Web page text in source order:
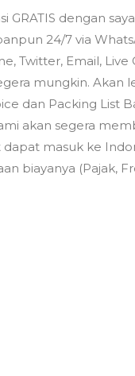
GRATIS dengan
24/7 via
Twitter, Email, Live
mungkin. Akan
dan Packing List
akan segera
masuk ke
biayanya (Pajak,